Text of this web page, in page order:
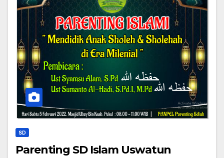
SD
Parenting SD Islam Uswatun